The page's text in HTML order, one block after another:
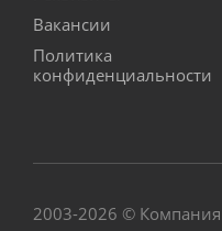
Вакансии
Политика
конфиденциальности
2003-2026 ©